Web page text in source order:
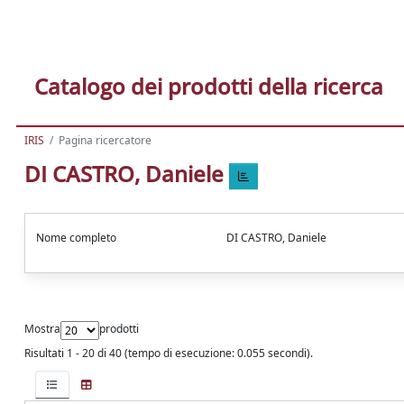
Catalogo dei prodotti della ricerca
IRIS Pagina ricercatore
DI CASTRO, Daniele
Nome completo DI CASTRO, Daniele
Mostra
prodotti
Risultati 1 - 20 di 40 (tempo di esecuzione: 0.055 secondi).